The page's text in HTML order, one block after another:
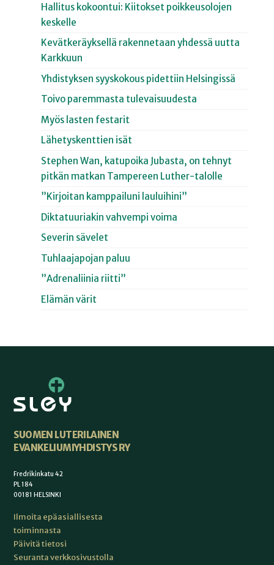
Hallitus kokoontui: Kiitokset poikkeusolojen
keskelle
Kevätkeräyksellä rakennetaan yhdessä uutta
Karkkuun
Yhdistyksen syyskokous pidettiin Helsingissä
Toivo paremmasta tulevaisuudesta
Myös lasten festarit
Lähetyskenttien isät
Stephen Wan, katupoika Jubasta, on tehnyt
pitkän matkan Tampereen Luther-talolle
”Kirjoitan kamppailuni lauluihini”
Diktatuuriakin vahvempi voima
Severin sävelet
Tuhlaajapojan paluu
”Adrenaliinia riitti”
Elämän värit
SUOMEN LUTERILAINEN
EVANKELIUMIYHDISTYS RY
Fredrikinkatu 42
PL 184
00181 HELSINKI
Ilmoita epäasiallisesta
toiminnasta
Päivitä tietosi
Seuranta verkkosivustolla